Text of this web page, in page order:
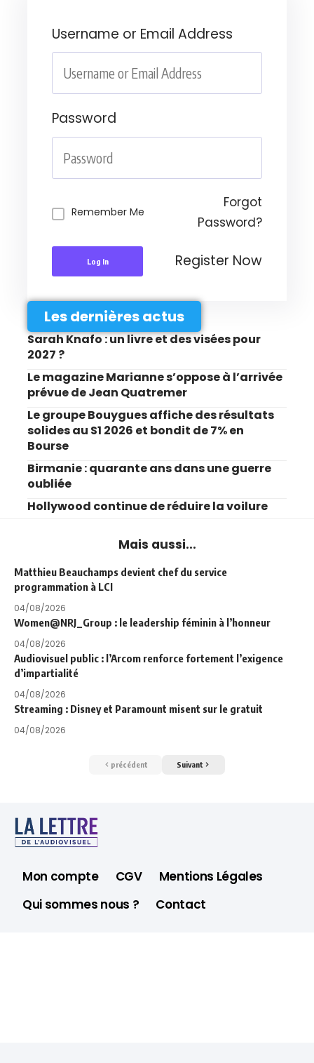
Username or Email Address
Password
Remember Me
Forgot
Password?
Log In Register Now
Les dernières actus
Sarah Knafo : un livre et des visées pour
2027 ?
Le magazine Marianne s’oppose à l’arrivée
prévue de Jean Quatremer
Le groupe Bouygues affiche des résultats
solides au S1 2026 et bondit de 7% en
Bourse
Birmanie : quarante ans dans une guerre
oubliée
Hollywood continue de réduire la voilure
Mais aussi...
Matthieu Beauchamps devient chef du service
programmation à LCI
04/08/2026
Women@NRJ_Group : le leadership féminin à l’honneur
04/08/2026
Audiovisuel public : l’Arcom renforce fortement l’exigence
d’impartialité
04/08/2026
Streaming : Disney et Paramount misent sur le gratuit
04/08/2026
précédent Suivant
Mon compte CGV
Mentions Légales
Qui sommes nous ?
Contact